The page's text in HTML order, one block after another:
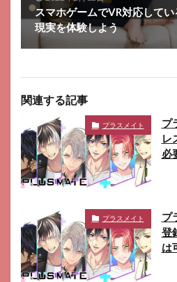
スマホゲームでVR対応して
現実を体験しよう
関連する記事
プラスメイト
プ
レ
必
プラスメイト
プ
登
は